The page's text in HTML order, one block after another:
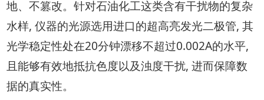
地、不篡改。针对石油化工这类含有干扰物的复杂
水样, 仪器的光源选用进口的超高亮发光二极管, 其
光学稳定性处在20分钟漂移不超过0.002A的水平,
且能够有效地抵抗色度以及浊度干扰, 进而保障数
据的真实性。